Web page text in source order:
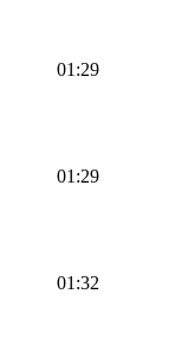
01:29
01:29
01:32